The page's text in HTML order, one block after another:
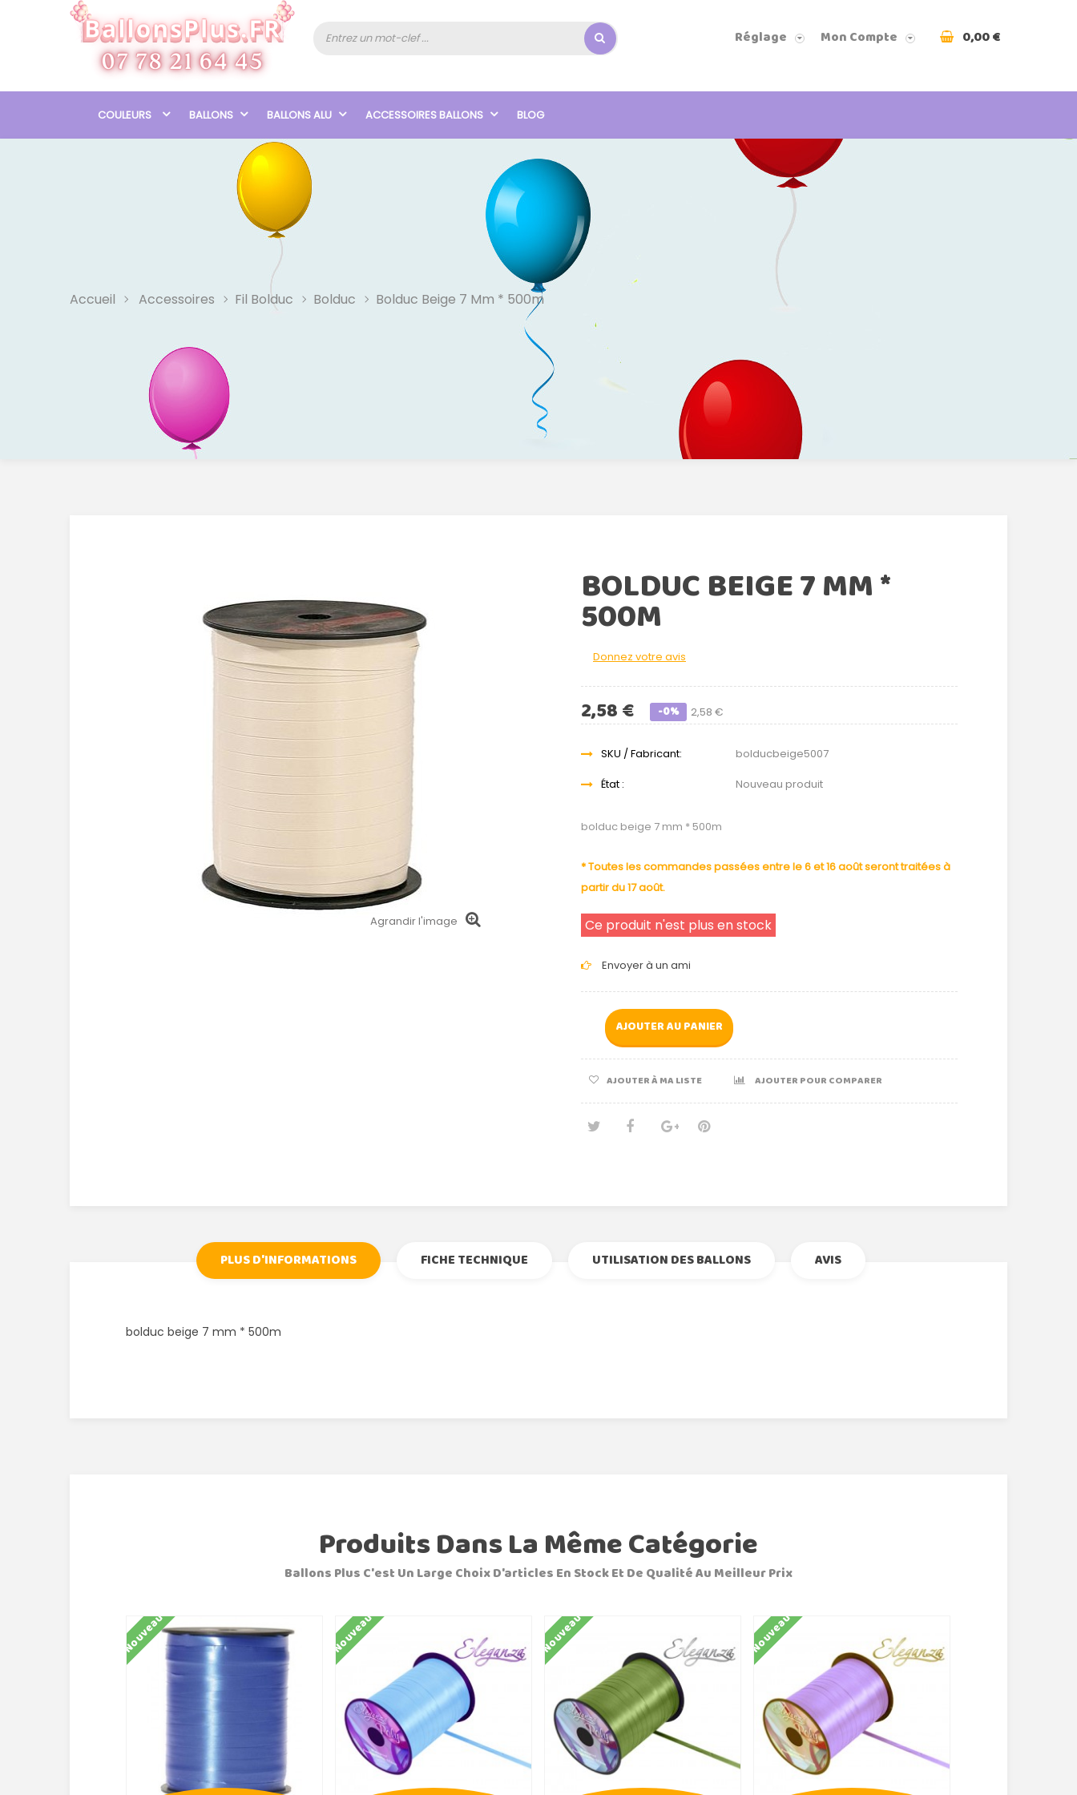
Réglage Mon Compte 0,00 €
COULEURS BALLONS BALLONS ALU ACCESSOIRES BALLONS BLOG
Accueil Accessoires Fil Bolduc Bolduc Bolduc Beige 7 Mm * 500m
Agrandir l'image
BOLDUC BEIGE 7 MM *
500M
Donnez votre avis
2,58 €
2,58 € -0%
SKU / Fabricant:
bolducbeige5007
État :
Nouveau produit
bolduc beige 7 mm * 500m
* Toutes les commandes passées entre le 6 et 16 août seront traitées à
partir du 17 août.
Ce produit n'est plus en stock
Envoyer à un ami
AJOUTER AU PANIER
AJOUTER À MA LISTE AJOUTER POUR COMPARER
PLUS D'INFORMATIONS FICHE TECHNIQUE UTILISATION DES BALLONS AVIS
bolduc beige 7 mm * 500m
Produits Dans La Même Catégorie
Ballons Plus C'est Un Large Choix D'articles En Stock Et De Qualité Au Meilleur Prix
Nouveau Nouveau Nouveau Nouveau